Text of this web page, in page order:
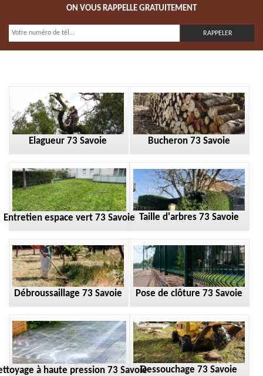
ON VOUS RAPPELLE GRATUITEMENT
Elagueur 73 Savoie Bucheron 73 Savoie
Entretien espace vert 73 Savoie Taille d'arbres 73 Savoie
Débroussaillage 73 Savoie Pose de clôture 73 Savoie
à haute pression 73 SavoieDessouchage 73 Savoie